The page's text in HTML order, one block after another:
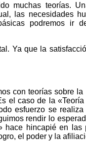
muchas teorías.
las necesidades
podremos ir
Ya que la
con teorías sobre
el caso de la
esfuerzo se
rendir lo
hace hincapié en
el poder y la